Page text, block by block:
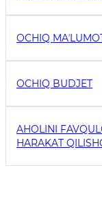
OCHIQ
OCHIQ BUDJET
AHOLINI
HARAKAT